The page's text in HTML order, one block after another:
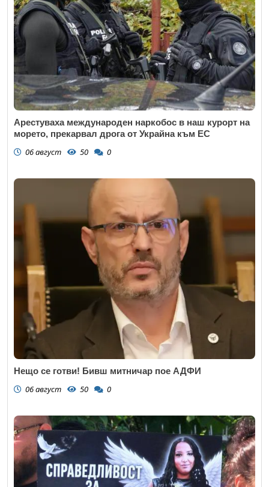
Арестуваха международен наркобос в наш курорт на
морето, прекарвал дрога от Украйна към ЕС
06 август 50 0
Нещо се готви! Бивш митничар пое АДФИ
06 август 50 0